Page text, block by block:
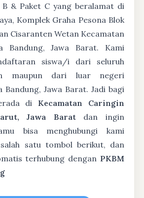
B & Paket C yang beralamat di
Komplek Graha Pesona Blok
Cisaranten Wetan Kecamatan
Bandung, Jawa Barat. Kami
siswa/i dari seluruh
maupun dari luar negeri
Bandung, Jawa Barat. Jadi bagi
di Kecamatan Caringin
Jawa Baratdan ingin
bisa menghubungi kami
satu tombol berikut, dan
terhubung dengan PKBM